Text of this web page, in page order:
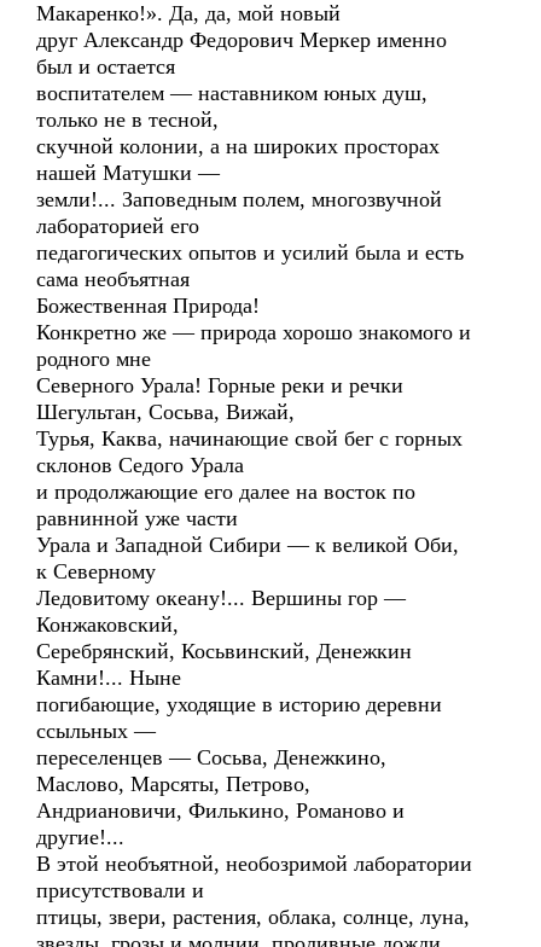
Макаренко!». Да, да, мой новый
друг Александр Федорович Меркер именно
был и остается
воспитателем — наставником юных душ,
только не в тесной,
скучной колонии, а на широких просторах
нашей Матушки —
земли!... Заповедным полем, многозвучной
лабораторией его
педагогических опытов и усилий была и есть
сама необъятная
Божественная Природа!
Конкретно же — природа хорошо знакомого и
родного мне
Северного Урала! Горные реки и речки
Шегультан, Сосьва, Вижай,
Турья, Каква, начинающие свой бег с горных
склонов Седого Урала
и продолжающие его далее на восток по
равнинной уже части
Урала и Западной Сибири — к великой Оби,
к Северному
Ледовитому океану!... Вершины гор —
Конжаковский,
Серебрянский, Косьвинский, Денежкин
Камни!... Ныне
погибающие, уходящие в историю деревни
ссыльных —
переселенцев — Сосьва, Денежкино,
Маслово, Марсяты, Петрово,
Андриановичи, Филькино, Романово и
другие!...
В этой необъятной, необозримой лаборатории
присутствовали и
птицы, звери, растения, облака, солнце, луна,